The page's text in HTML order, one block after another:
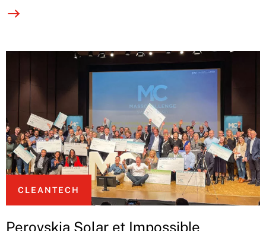
CLEANTECH
Perovskia Solar et Impossible